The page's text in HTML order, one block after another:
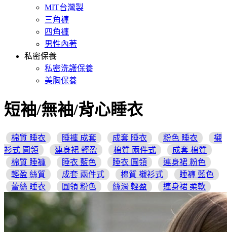
MIT台灣製
三角褲
四角褲
男性內著
私密保養
私密洗護保養
美胸保養
短袖/無袖/背心睡衣
棉質 睡衣 睡褲 成套 成套 睡衣 粉色 睡衣
襯
衫式 圓領
連身裙 輕盈 棉質 兩件式
成套 棉質
棉質 睡褲
睡衣 藍色 睡衣 圓領
連身裙 粉色
輕盈 絲質
成套 兩件式 棉質 襯衫式
睡褲 藍色
蕾絲 睡衣
圓領 粉色 絲滑 輕盈 連身裙 柔軟